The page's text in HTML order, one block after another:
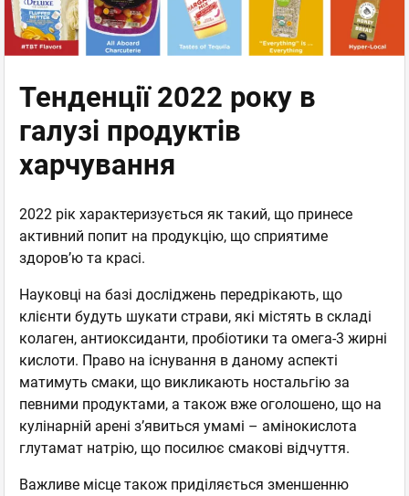
Тенденції 2022 року в
галузі продуктів
харчування
2022 рік характеризується як такий, що принесе
активний попит на продукцію, що сприятиме
здоров’ю та красі.
Науковці на базі досліджень передрікають, що
клієнти будуть шукати страви, які містять в складі
колаген, антиоксиданти, пробіотики та омега-3 жирні
кислоти. Право на існування в даному аспекті
матимуть смаки, що викликають ностальгію за
певними продуктами, а також вже оголошено, що на
кулінарній арені з’явиться умамі – амінокислота
глутамат натрію, що посилює смакові відчуття.
Важливе місце також приділяється зменшенню